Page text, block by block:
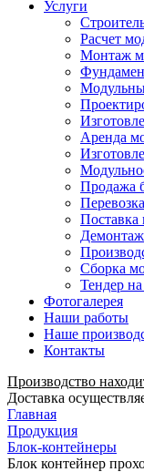
Услуги
Расчет
Монтаж
Аренда
Продажа
Поставка
Сборка
Тендер
Фотогалерея
Наши работы
Наше
Контакты
Производство
Доставка
Главная
Продукция
Блок-контейнеры
Блок контейнер